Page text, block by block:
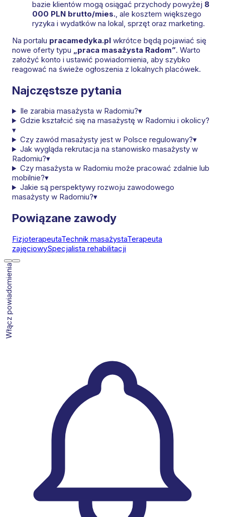
bazie klientów mogą osiągać przychody powyżej 8
000 PLN brutto/mies., ale kosztem większego
ryzyka i wydatków na lokal, sprzęt oraz marketing.
Na portalu pracamedyka.pl wkrótce będą pojawiać się
nowe oferty typu „praca masażysta Radom”. Warto
założyć konto i ustawić powiadomienia, aby szybko
reagować na świeże ogłoszenia z lokalnych placówek.
Najczęstsze pytania
Ile zarabia masażysta w Radomiu?▾
Gdzie kształcić się na masażystę w Radomiu i okolicy?
▾
Czy zawód masażysty jest w Polsce regulowany?▾
Jak wygląda rekrutacja na stanowisko masażysty w
Radomiu?▾
Czy masażysta w Radomiu może pracować zdalnie lub
mobilnie?▾
Jakie są perspektywy rozwoju zawodowego
masażysty w Radomiu?▾
Powiązane zawody
FizjoterapeutaTechnik masażystaTerapeuta
zajęciowySpecjalista rehabilitacji
Włącz powiadomienia